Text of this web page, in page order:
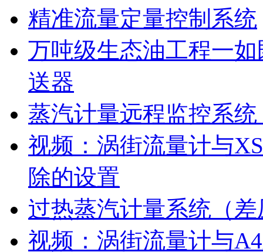
精准流量定量控制系统
万吨级生态油工程一
送器
蒸汽计量远程监控系
视频：涡街流量计与
除的设置
过热蒸汽计量系统（
视频：涡街流量计与